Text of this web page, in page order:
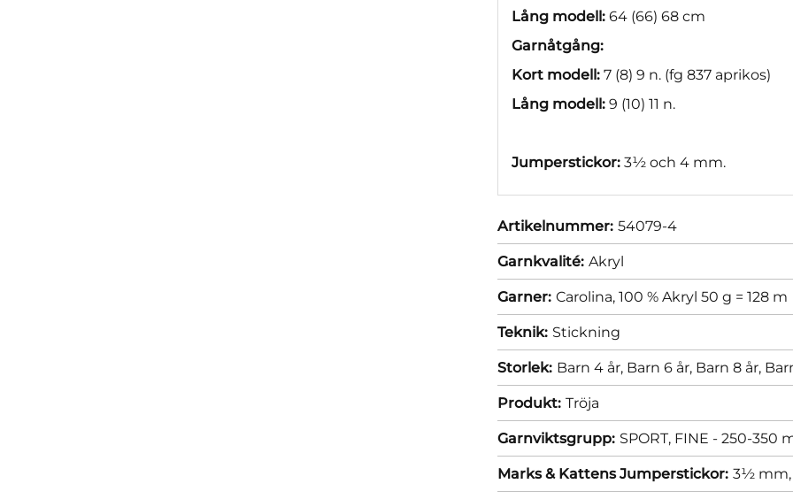
Lång modell: 64 (66) 68 cm
Garnåtgång:
Kort modell: 7 (8) 9 n. (fg 837 aprikos)
Lång modell: 9 (10) 11 n.
Jumperstickor: 3½ och 4 mm.
Artikelnummer: 54079-4
Garnkvalité: Akryl
Garner: Carolina, 100 % Akryl 50 g = 128 m
Teknik: Stickning
Storlek: Barn 4 år, Barn 6 år, Barn 8 år,
Produkt: Tröja
Garnviktsgrupp: SPORT, FINE - 250-350
Marks & Kattens Jumperstickor: 3½